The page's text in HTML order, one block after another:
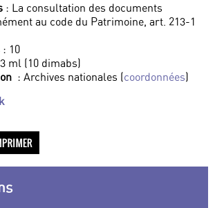
: La consultation des documents
au code du Patrimoine, art. 213-1
: 10
ml (10 dimabs)
: Archives nationales (coordonnées)